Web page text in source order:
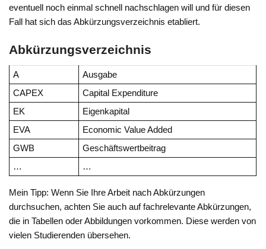
eventuell noch einmal schnell nachschlagen will und für diesen
Fall hat sich das Abkürzungsverzeichnis etabliert.
Abkürzungsverzeichnis
A
Ausgabe
CAPEX
Capital Expenditure
EK
Eigenkapital
EVA
Economic Value Added
GWB
Geschäftswertbeitrag
…
…
Mein Tipp: Wenn Sie Ihre Arbeit nach Abkürzungen
durchsuchen, achten Sie auch auf fachrelevante Abkürzungen,
die in Tabellen oder Abbildungen vorkommen. Diese werden von
vielen Studierenden übersehen.